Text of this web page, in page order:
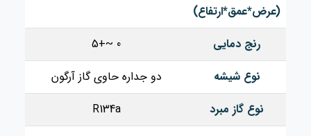
(عرض*عمق*ارتفاع)
رنج دمایی
0 ~+5
نوع شیشه
دو جداره حاوی گاز آرگون
نوع گاز مبرد
R134a